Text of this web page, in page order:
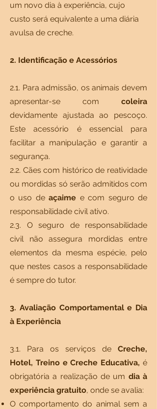
um novo dia à experiência, cujo
custo será equivalente a uma diária
avulsa de creche.
2. Identificação e Acessórios
2.1. Para admissão, os animais devem
apresentar-se com coleira
devidamente ajustada ao pescoço.
Este acessório é essencial para
facilitar a manipulação e garantir a
segurança.
2.2. Cães com histórico de reatividade
ou mordidas só serão admitidos com
o uso deaçaime e com seguro de
responsabilidade civil ativo.
2.3. O seguro de responsabilidade
civil não assegura mordidas entre
elementos da mesma espécie, pelo
que nestes casos a responsabilidade
é sempre do tutor.
3. Avaliação Comportamental e Dia
à Experiência
3.1. Para os serviços de Creche,
Hotel, Treino e Creche Educativa, é
obrigatória a realização de um dia à
experiência gratuito, onde se avalia:
O comportamento do animal sem a